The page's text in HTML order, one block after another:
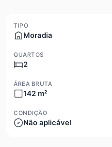
TIPO
Moradia
QUARTOS
2
ÁREA BRUTA
142 m²
CONDIÇÃO
Não aplicável